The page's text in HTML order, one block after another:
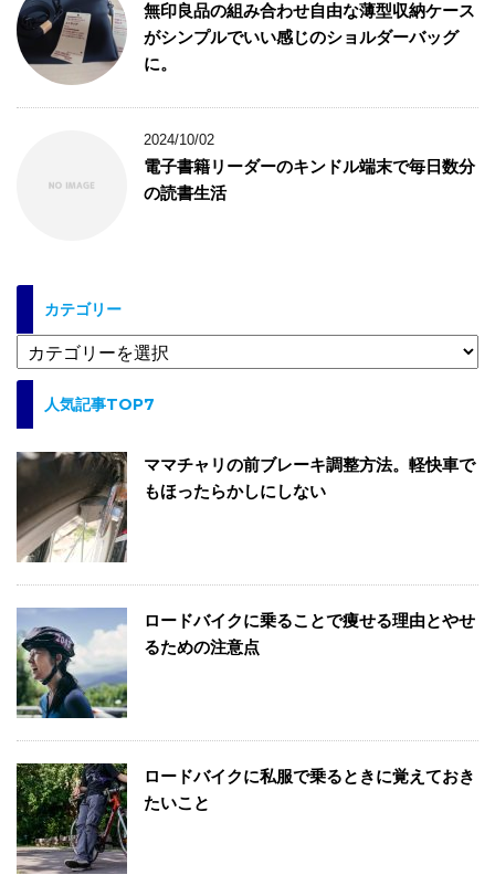
無印良品の組み合わせ自由な薄型収納ケース
がシンプルでいい感じのショルダーバッグ
に。
2024/10/02
電子書籍リーダーのキンドル端末で毎日数分
の読書生活
カテゴリー
テ
人気記事TOP7
ママチャリの前ブレーキ調整方法。軽快車で
もほったらかしにしない
ロードバイクに乗ることで痩せる理由とやせ
るための注意点
ロードバイクに私服で乗るときに覚えておき
たいこと